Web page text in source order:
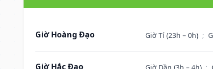
Giờ Hoàng Đạo Giờ Tí (23h – 0h) ;
Giờ Hắc Đạo